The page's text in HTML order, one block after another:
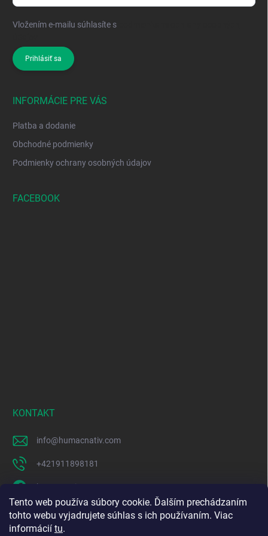
Tento web používa súbory cookie. Ďalším prechádzaním
tohto webu vyjadrujete súhlas s ich používaním. Viac
informácií tu.
Vložením e-mailu súhlasíte s
Prihlásiť sa
INFORMÁCIE PRE VÁS
Platba a dodanie
Obchodné podmienky
Podmienky ochrany osobných údajov
FACEBOOK
KONTAKT
info@humacnativ.com
+421911898181
humacnativ
humacnativ
https://www.youtube.com/@HUMACNativ